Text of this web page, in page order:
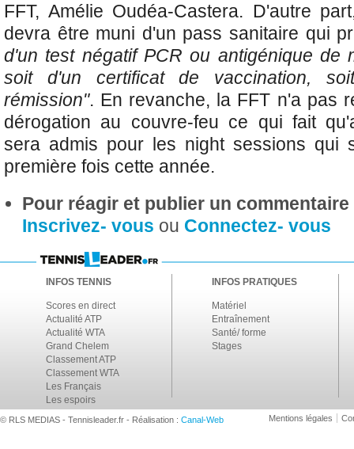
FFT, Amélie Oudéa-Castera. D'autre
devra être muni d'un pass sanitaire qui
d'un test négatif PCR ou antigénique de
soit d'un certificat de vaccination,
rémission". En revanche, la FFT n'a pas
dérogation au couvre-feu ce qui fait
sera admis pour les night sessions qui
première fois cette année.
Pour réagir et publier un
Inscrivez- vous ou Connectez- vous
INFOS TENNIS
Scores en direct
Actualité ATP
Actualité WTA
Grand Chelem
Classement ATP
Classement WTA
Les Français
Les espoirs
INFOS PRATIQUES
Matériel
Entraînement
Santé/ forme
Stages
© RLS MEDIAS - Tennisleader.fr - Réalisation : Canal-Web Mentions légales